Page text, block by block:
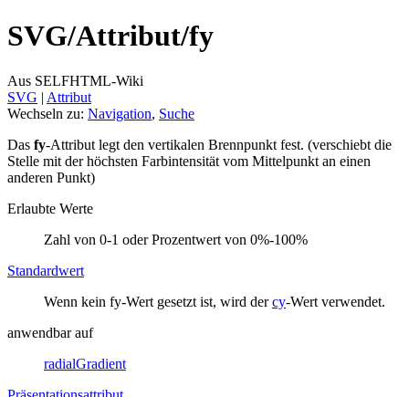
SVG/Attribut/fy
Aus SELFHTML-Wiki
SVG ‎ | Attribut
Wechseln zu: Navigation, Suche
Das fy-Attribut legt den vertikalen Brennpunkt fest. (verschiebt die
Stelle mit der höchsten Farbintensität vom Mittelpunkt an einen
anderen Punkt)
Erlaubte Werte
Zahl von 0-1 oder Prozentwert von 0%-100%
Standardwert
Wenn kein fy-Wert gesetzt ist, wird dercy-Wert verwendet.
anwendbar auf
radialGradient